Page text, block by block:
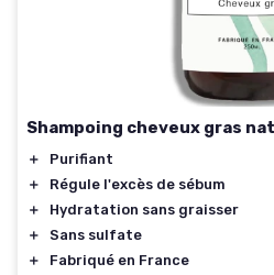
Shampoing cheveux gras
＋
Purifiant
＋
Régule l'excès de sébum
＋
Hydratation sans graisser
＋
Sans sulfate
＋
Fabriqué en France